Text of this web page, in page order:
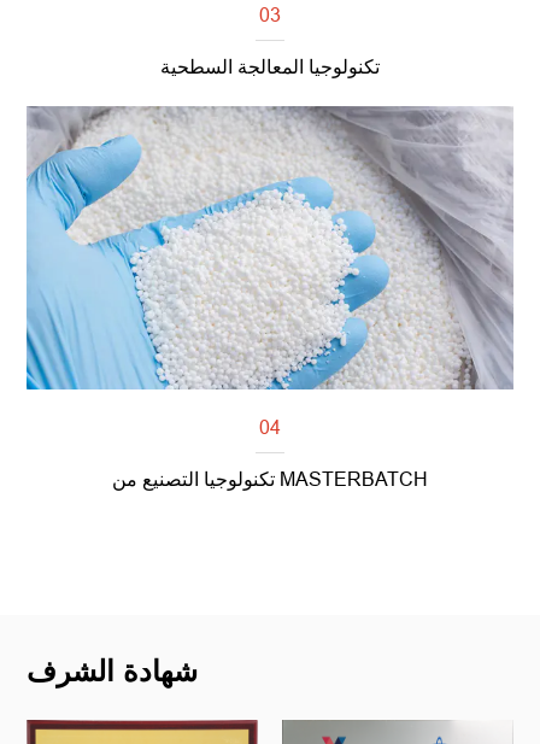
اقرأ أكثر
03
تكنولوجيا المعالجة السطحية
04
تكنولوجيا التصنيع من MASTERBATCH
شهادة الشرف